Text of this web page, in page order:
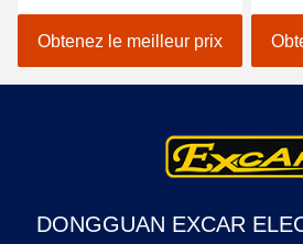
Shuttle Bus 18 passagers
Autobus ouverts pour le
tourisme
Obtenez le meilleur prix
de la
mini
DONGGUAN EXCAR